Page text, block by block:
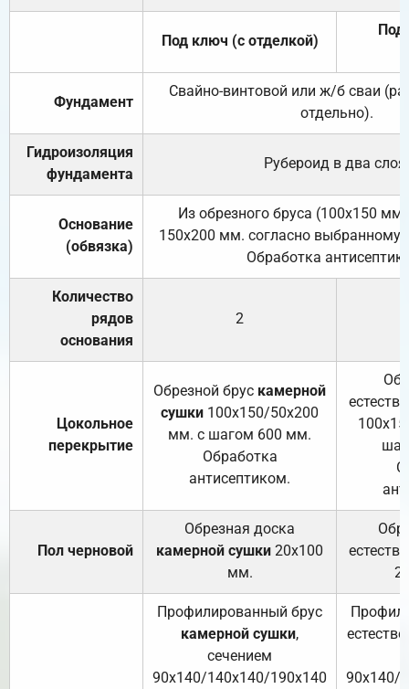
Под ключ (с отделкой)
Под
Фундамент
Свайно-винтовой или ж/б сваи
отдельно).
Гидроизоляция
фундамента
Рубероид в два слоя.
Основание
(обвязка)
Из обрезного бруса (100х150
150х200 мм. согласно выбранному
Обработка
Количество
рядов
основания
2
Цокольное
перекрытие
Обрезной брус камерной
сушки 100х150/50х200
мм. с шагом 600 мм.
Обработка
антисептиком.
Пол черновой
Обрезная доска
камерной сушки 20х100
мм.
Профилированный брус
камерной сушки,
сечением
90х140/140х140/190х140
90х140/